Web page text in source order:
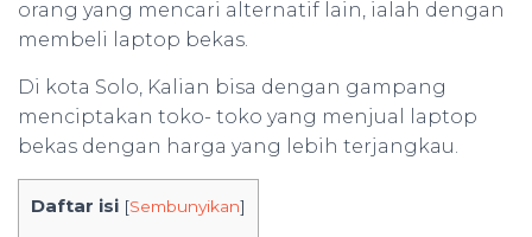
orang yang mencari alternatif lain, ialah dengan
membeli laptop bekas.
Di kota Solo, Kalian bisa dengan gampang
menciptakan toko- toko yang menjual laptop
bekas dengan harga yang lebih terjangkau.
Daftar isi [Sembunyikan]